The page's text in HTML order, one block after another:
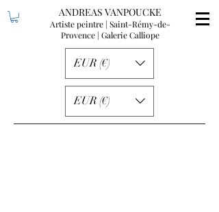
ANDREAS VANPOUCKE
Artiste peintre | Saint-Rémy-de-
Provence | Galerie Calliope
EUR (€)
EUR (€)